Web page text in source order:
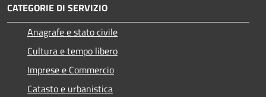
CATEGORIE DI SERVIZIO
Anagrafe e stato civile
Cultura e tempo libero
Imprese e Commercio
Catasto e urbanistica